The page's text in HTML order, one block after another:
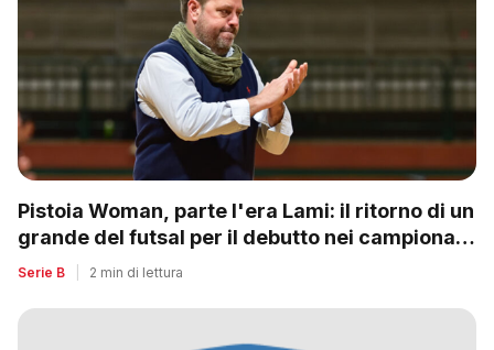
Pistoia Woman, parte l'era Lami: il ritorno di un
grande del futsal per il debutto nei campionati
nazionali
Serie B 2 min di lettura